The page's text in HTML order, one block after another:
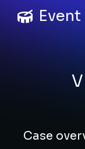
Case